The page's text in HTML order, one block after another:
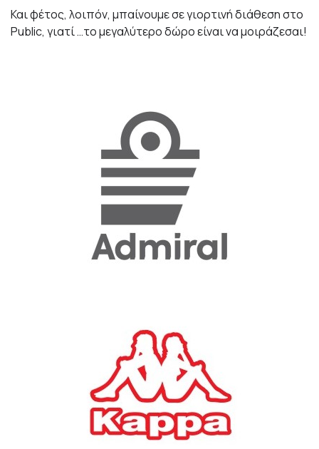
Και φέτος, λοιπόν, μπαίνουμε σε γιορτινή διάθεση στο
Public, γιατί …το μεγαλύτερο δώρο είναι να μοιράζεσαι!